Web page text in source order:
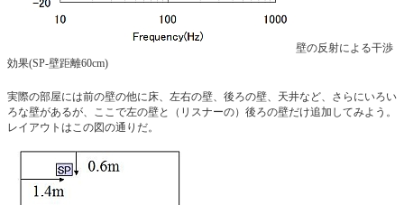
壁の反射による干渉
効果(SP-壁距離60cm)
実際の部屋には前の壁の他に床、左右の壁、後ろの壁、天井など、さらにいろい
ろな壁があるが、ここで左の壁と（リスナーの）後ろの壁だけ追加してみよう。
レイアウトはこの図の通りだ。